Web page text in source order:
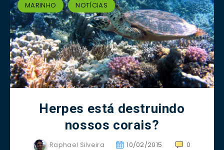
MARINHO NOTÍCIAS
Herpes está destruindo
nossos corais?
Raphael Silveira 10/02/2015 0